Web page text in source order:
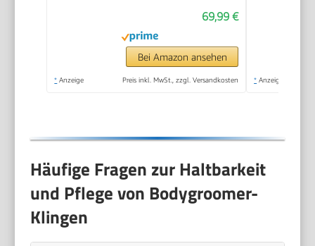
klappbarer
Rückenaufsatz, 100%
duschfest, 100 Min.
69,99 €
Bei Amazon ansehen
* Anzeige Preis inkl. MwSt., zzgl. Versandkosten * Anzeige
Häufige Fragen zur Haltbarkeit
und Pflege von Bodygroomer-
Klingen